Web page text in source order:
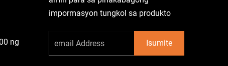
ng
impormasyon tungkol sa produkto
Isumite